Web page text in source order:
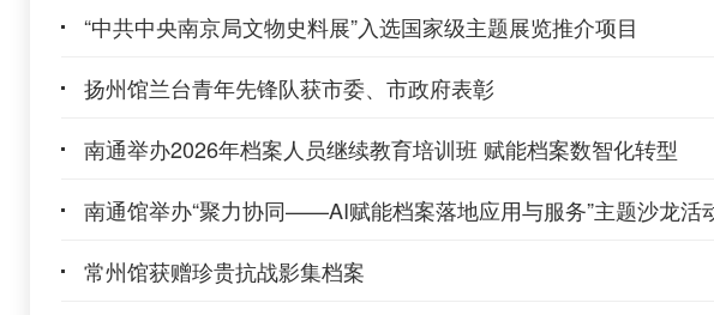
“中共中央南京局文物史料展”入选国家级主题展览推介项目
扬州馆兰台青年先锋队获市委、市政府表彰
南通举办2026年档案人员继续教育培训班 赋能档案数智化转型
南通馆举办“聚力协同——AI赋能档案落地应用与服务”主题沙龙活
常州馆获赠珍贵抗战影集档案